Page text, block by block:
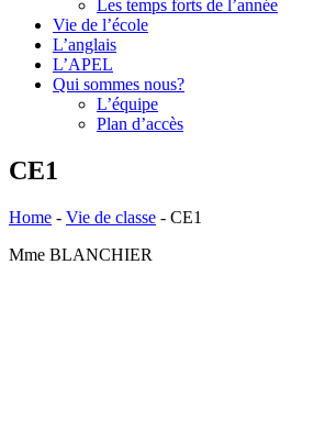
Les temps forts de l’année
Vie de l’école
L’anglais
L’APEL
Qui sommes nous?
L’équipe
Plan d’accès
CE1
Home - Vie de classe - CE1
Mme BLANCHIER